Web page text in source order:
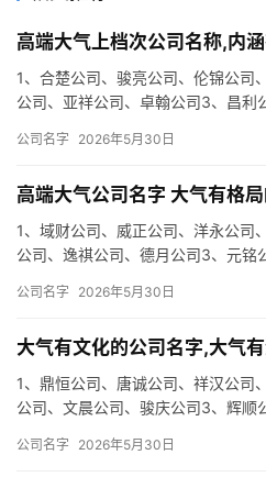
高端大气上档次公司名称,内
1、合楚公司、骏亮公司、伦锦公司
公司、亚祥公司、卓翰公司3、昌利
司…
公司名字 2026年5月30日
高端大气公司名字 大气有格
1、域财公司、威正公司、洋永公司
公司、逸祺公司、德月公司3、元铭
司…
公司名字 2026年5月30日
大气有文化的公司名字,大气
1、鼎恒公司、唐诚公司、祥汉公司
公司、文晨公司、骏庆公司3、辉顺
司…
公司名字 2026年5月30日